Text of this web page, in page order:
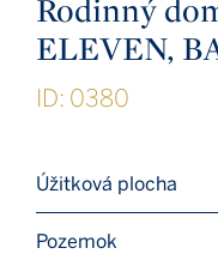
Rodinný
ELEVEN,
ID: 0380
Úžitková plocha
Pozemok